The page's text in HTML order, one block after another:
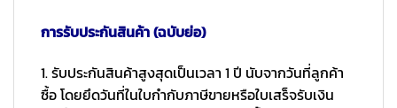
การรับประกันสินค้า (ฉบับย่อ)
1. รับประกันสินค้าสูงสุดเป็นเวลา 1 ปี นับจากวันที่ลูกค้า
ซื้อ โดยยึดวันที่ในใบกำกับภาษีขายหรือใบเสร็จรับเงิน